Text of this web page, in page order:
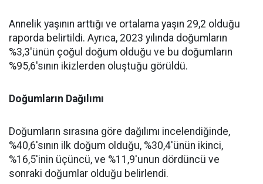
Annelik yaşının arttığı ve ortalama yaşın 29,2 olduğu
raporda belirtildi. Ayrıca, 2023 yılında doğumların
%3,3'ünün çoğul doğum olduğu ve bu doğumların
%95,6'sının ikizlerden oluştuğu görüldü.
Doğumların Dağılımı
Doğumların sırasına göre dağılımı incelendiğinde,
%40,6'sının ilk doğum olduğu, %30,4'ünün ikinci,
%16,5'inin üçüncü, ve %11,9'unun dördüncü ve
sonraki doğumlar olduğu belirlendi.